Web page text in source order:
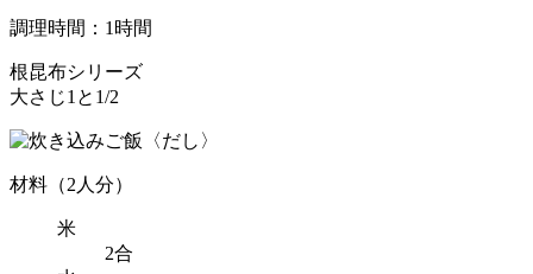
調理時間：1時間
根昆布シリーズ
大さじ1と1/2
材料（2人分）
米
2合